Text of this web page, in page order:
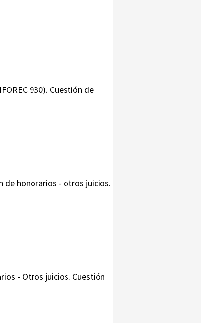
930). Cuestión de
de honorarios - otros juicios.
- Otros juicios. Cuestión